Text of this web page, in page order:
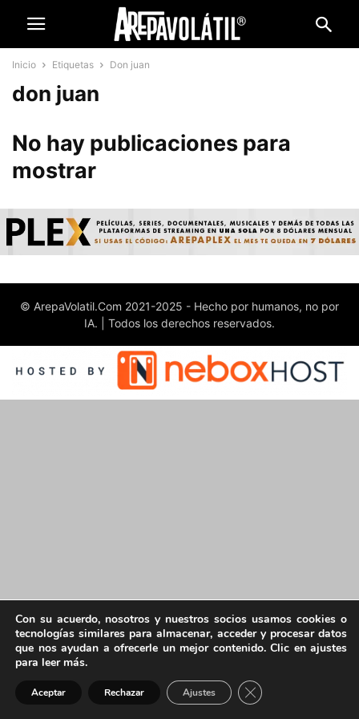
Inicio Etiquetas Don juan
don juan
No hay publicaciones para
mostrar
© ArepaVolatil.Com 2021-2025 - Hecho por humanos, no por
IA. | Todos los derechos reservados.
Con su acuerdo, nosotros y nuestros socios usamos cookies o
tecnologías similares para almacenar, acceder y procesar datos
que nos ayudan a ofrecerle un mejor contenido. Clic en ajustes
para leer más.
Aceptar Rechazar Ajustes Cerrar el banner de